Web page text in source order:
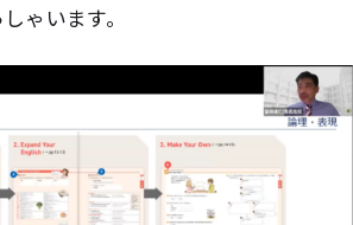
ゃいます。